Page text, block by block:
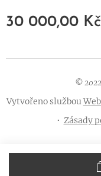
30 000,00 Kč
© 2022
Vytvořeno službou
Zásady